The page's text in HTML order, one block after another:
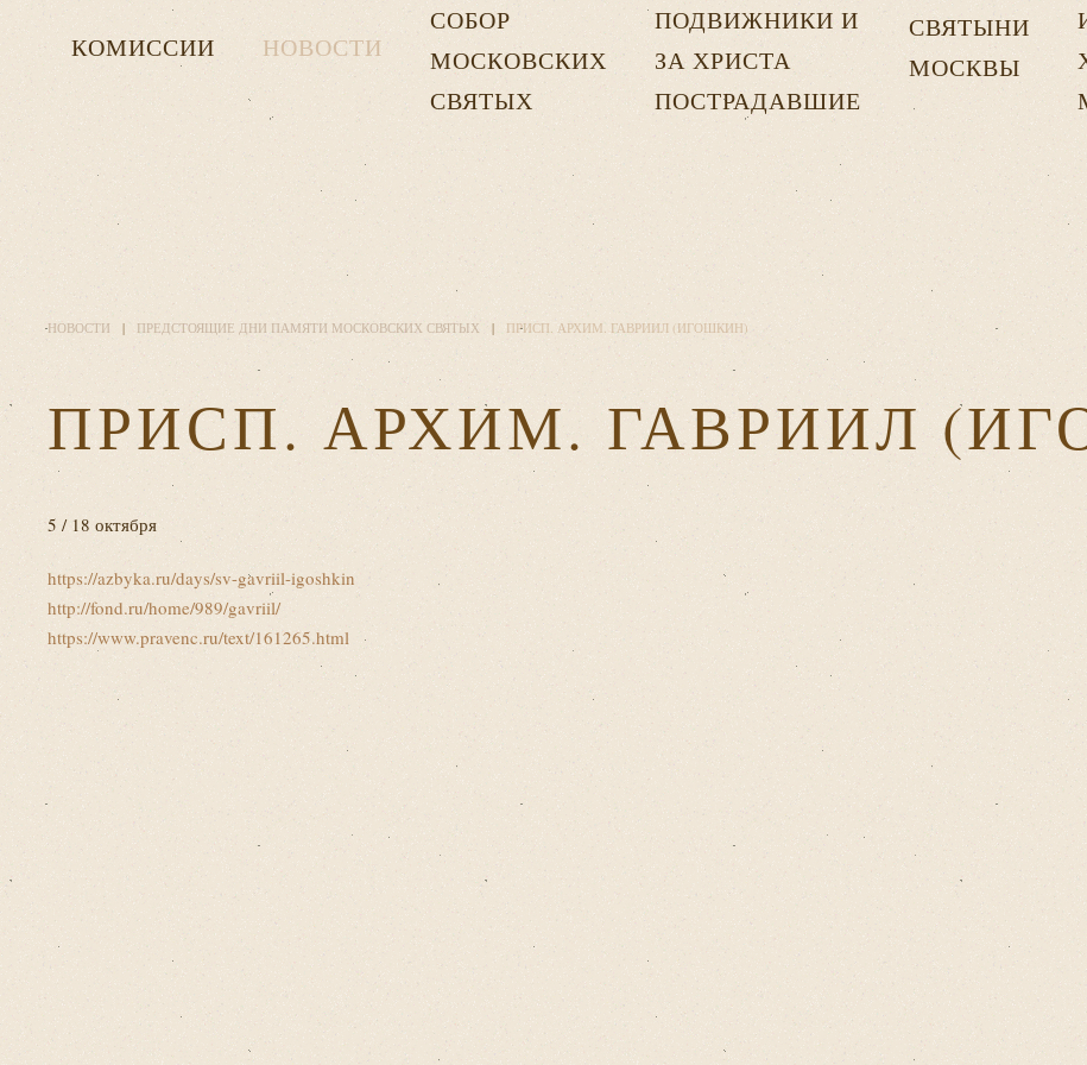
КОМИССИИ НОВОСТИ
СОБОР
МОСКОВСКИХ
СВЯТЫХ
ПОДВИЖНИКИ И
ЗА ХРИСТА
ПОСТРАДАВШИЕ
СВЯТЫНИ
МОСКВЫ
НОВОСТИ ПРЕДСТОЯЩИЕ ДНИ ПАМЯТИ МОСКОВСКИХ СВЯТЫХ ПРИСП. АРХИМ. ГАВРИИЛ (ИГОШКИН)
ПРИСП. АРХИМ. ГАВРИИЛ
5 / 18 октября
https://azbyka.ru/days/sv-gavriil-igoshkin
http://fond.ru/home/989/gavriil/
https://www.pravenc.ru/text/161265.html